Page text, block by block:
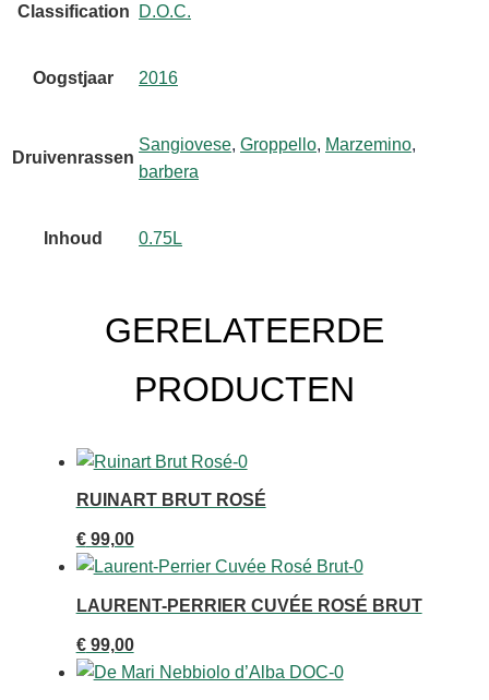
Classification D.O.C.
Oogstjaar 2016
Druivenrassen
Sangiovese, Groppello, Marzemino,
barbera
Inhoud 0.75L
GERELATEERDE
PRODUCTEN
RUINART BRUT ROSÉ
€99,00
LAURENT-PERRIER CUVÉE ROSÉ BRUT
€99,00